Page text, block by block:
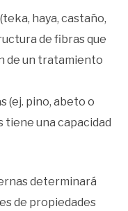
haya, castaño,
de fibras que
de un tratamiento
(ej. pino, abeto o
tiene una capacidad
determinará
de propiedades